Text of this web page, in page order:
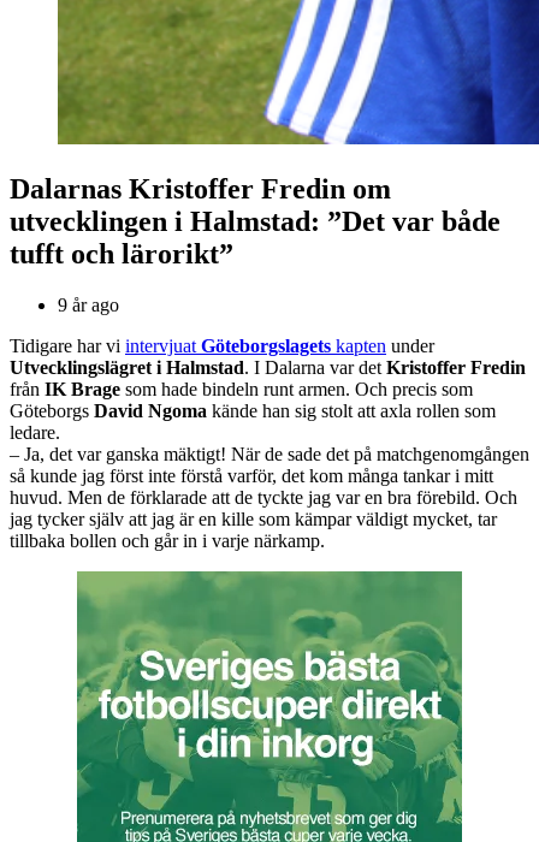
Dalarnas Kristoffer Fredin om
utvecklingen i Halmstad: ”Det var både
tufft och lärorikt”
9 år ago
Tidigare har vi intervjuat Göteborgslagets kapten under
Utvecklingslägret i Halmstad. I Dalarna var det Kristoffer Fredin
från IK Brage som hade bindeln runt armen. Och precis som
Göteborgs David Ngoma kände han sig stolt att axla rollen som
ledare.
– Ja, det var ganska mäktigt! När de sade det på matchgenomgången
så kunde jag först inte förstå varför, det kom många tankar i mitt
huvud. Men de förklarade att de tyckte jag var en bra förebild. Och
jag tycker själv att jag är en kille som kämpar väldigt mycket, tar
tillbaka bollen och går in i varje närkamp.